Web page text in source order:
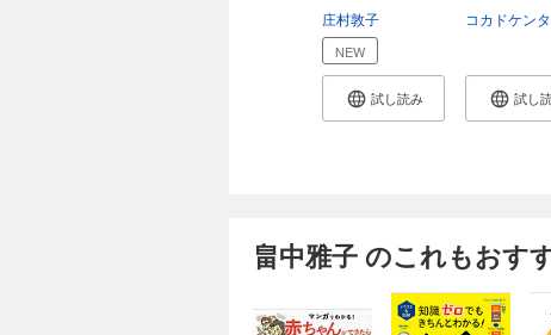
庄村敦子
NEW
試し読み 試し
畠中雅子 のこれもおす